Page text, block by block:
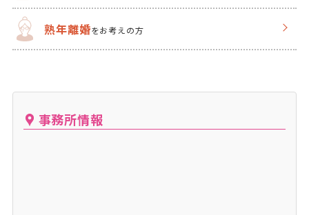
熟年離婚をお考えの方
事務所情報